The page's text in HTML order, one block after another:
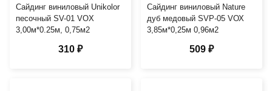
Сайдинг виниловый Unikolor
песочный SV-01 VOX
3,00м*0.25м, 0,75м2
310 ₽
Сайдинг виниловый Nature
дуб медовый SVP-05 VОХ
3,85м*0,25м 0,96м2
509 ₽